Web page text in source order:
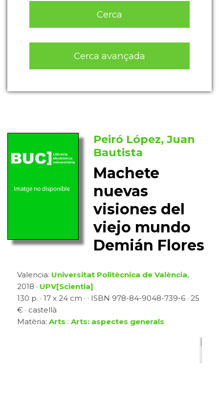
Cerca
Cerca avançada
Peiró López, Juan
Bautista
Machete
nuevas
visiones del
viejo mundo
Demián Flores
Valencia: Universitat Politècnica de València,
2018 · UPV[Scientia]
130 p. · 17 x 24 cm · · ISBN 978-84-9048-739-6 · 25
€ · castellà
Matèria: Arts : Arts: aspectes generals